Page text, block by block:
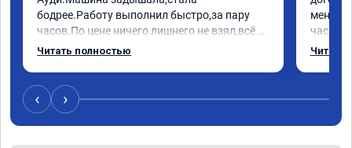
бодрее.Работу выполнил быстро,за пару
часов.По цене ничего лишнего не взял,всё
как договаривались заранее.После работы
случае поломки авто.Однозначно
рекомендую Алексея как грамотного
специалиста!
Читать полностью
меня
час
Арман
Читать
‹ ›